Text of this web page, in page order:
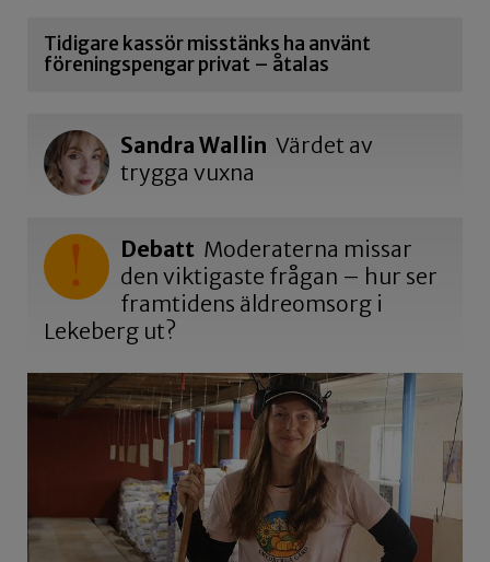
Tidigare kassör misstänks ha använt
föreningspengar privat – åtalas
Sandra Wallin Värdet av
trygga vuxna
Debatt Moderaterna missar
den viktigaste frågan – hur ser
framtidens äldreomsorg i
Lekeberg ut?